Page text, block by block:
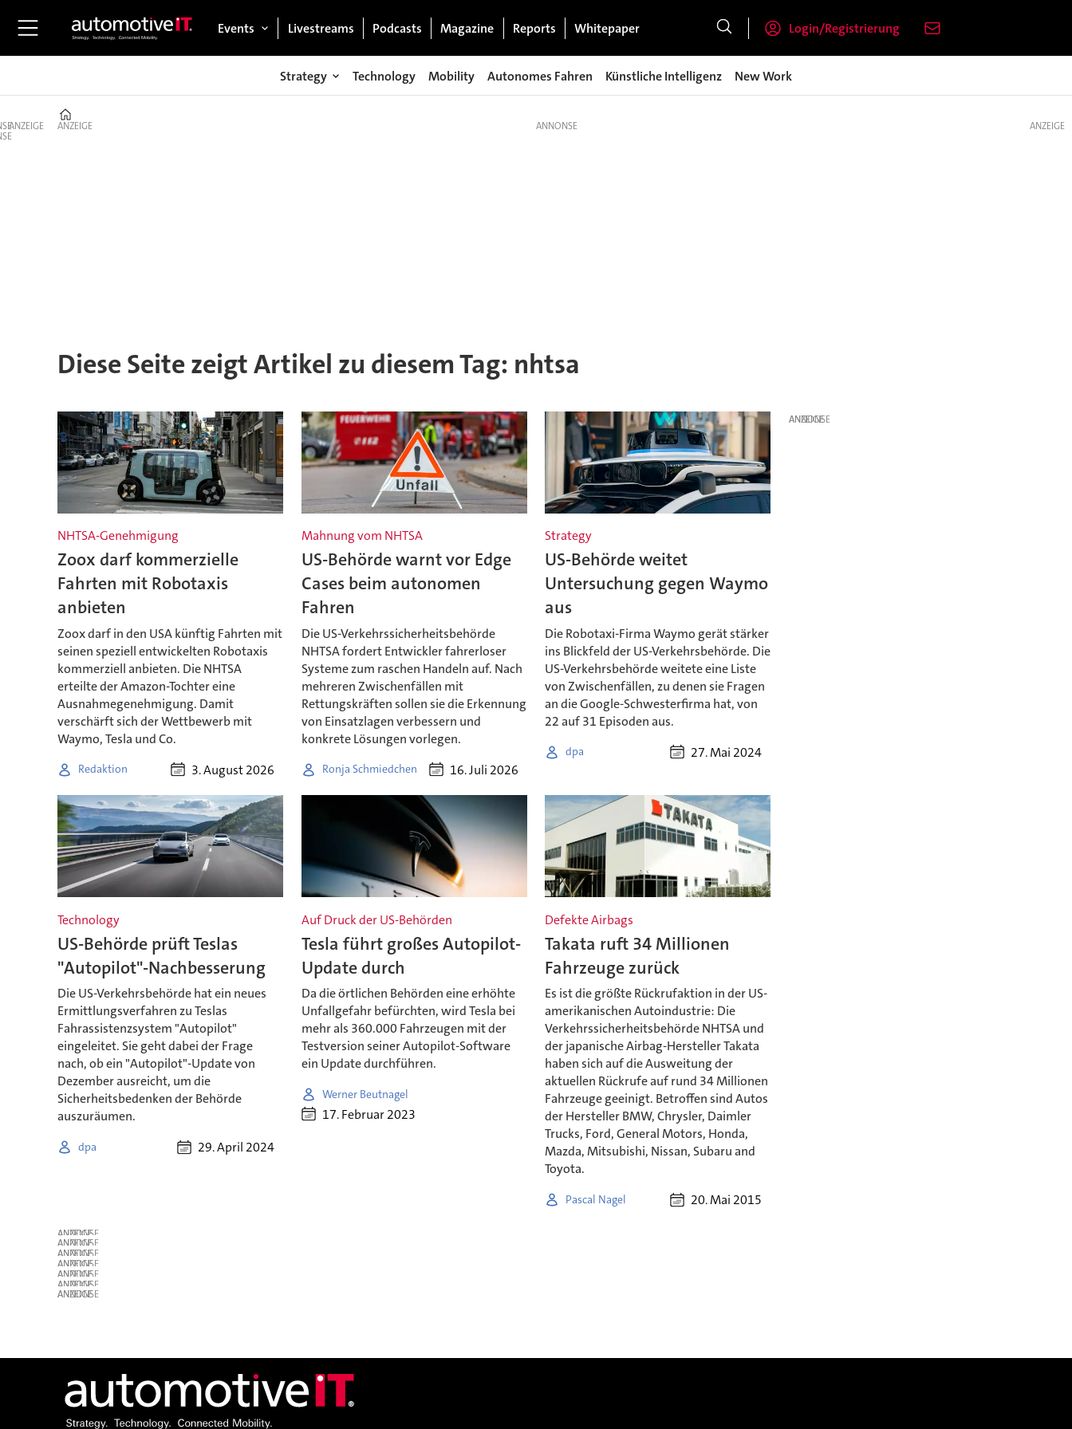
Events Livestreams Podcasts Magazine Reports Whitepaper Login/Registrierung
Strategy Technology Mobility Autonomes Fahren Künstliche Intelligenz New Work
ANZEIGE ANZEIGE
Diese Seite zeigt Artikel zu diesem Tag: nhtsa
NHTSA-Genehmigung
Zoox darf kommerzielle
Fahrten mit Robotaxis
anbieten
Zoox darf in den USA künftig Fahrten mit
seinen speziell entwickelten Robotaxis
kommerziell anbieten. Die NHTSA
erteilte der Amazon-Tochter eine
Ausnahmegenehmigung. Damit
verschärft sich der Wettbewerb mit
Waymo, Tesla und Co.
Redaktion 3. August 2026
Mahnung vom NHTSA
US-Behörde warnt vor Edge
Cases beim autonomen
Fahren
Die US-Verkehrssicherheitsbehörde
NHTSA fordert Entwickler fahrerloser
Systeme zum raschen Handeln auf. Nach
mehreren Zwischenfällen mit
Rettungskräften sollen sie die Erkennung
von Einsatzlagen verbessern und
konkrete Lösungen vorlegen.
Ronja Schmiedchen 16. Juli 2026
Strategy
US-Behörde weitet
Untersuchung gegen Waymo
aus
Die Robotaxi-Firma Waymo gerät stärker
ins Blickfeld der US-Verkehrsbehörde. Die
US-Verkehrsbehörde weitete eine Liste
von Zwischenfällen, zu denen sie Fragen
an die Google-Schwesterfirma hat, von
22 auf 31 Episoden aus.
dpa 27. Mai 2024
ANZEIGE
Technology
US-Behörde prüft Teslas
"Autopilot"-Nachbesserung
Die US-Verkehrsbehörde hat ein neues
Ermittlungsverfahren zu Teslas
Fahrassistenzsystem "Autopilot"
eingeleitet. Sie geht dabei der Frage
nach, ob ein "Autopilot"-Update von
Dezember ausreicht, um die
Sicherheitsbedenken der Behörde
auszuräumen.
dpa 29. April 2024
Auf Druck der US-Behörden
Tesla führt großes Autopilot-
Update durch
Da die örtlichen Behörden eine erhöhte
Unfallgefahr befürchten, wird Tesla bei
mehr als 360.000 Fahrzeugen mit der
Testversion seiner Autopilot-Software
ein Update durchführen.
Werner Beutnagel
17. Februar 2023
Defekte Airbags
Takata ruft 34 Millionen
Fahrzeuge zurück
Es ist die größte Rückrufaktion in der US-
amerikanischen Autoindustrie: Die
Verkehrssicherheitsbehörde NHTSA und
der japanische Airbag-Hersteller Takata
haben sich auf die Ausweitung der
aktuellen Rückrufe auf rund 34 Millionen
Fahrzeuge geeinigt. Betroffen sind Autos
der Hersteller BMW, Chrysler, Daimler
Trucks, Ford, General Motors, Honda,
Mazda, Mitsubishi, Nissan, Subaru and
Toyota.
Pascal Nagel 20. Mai 2015
ANZEIGE
ANZEIGE
ANZEIGE
ANZEIGE
ANZEIGE
ANZEIGE
ANZEIGE
ANZEIGE